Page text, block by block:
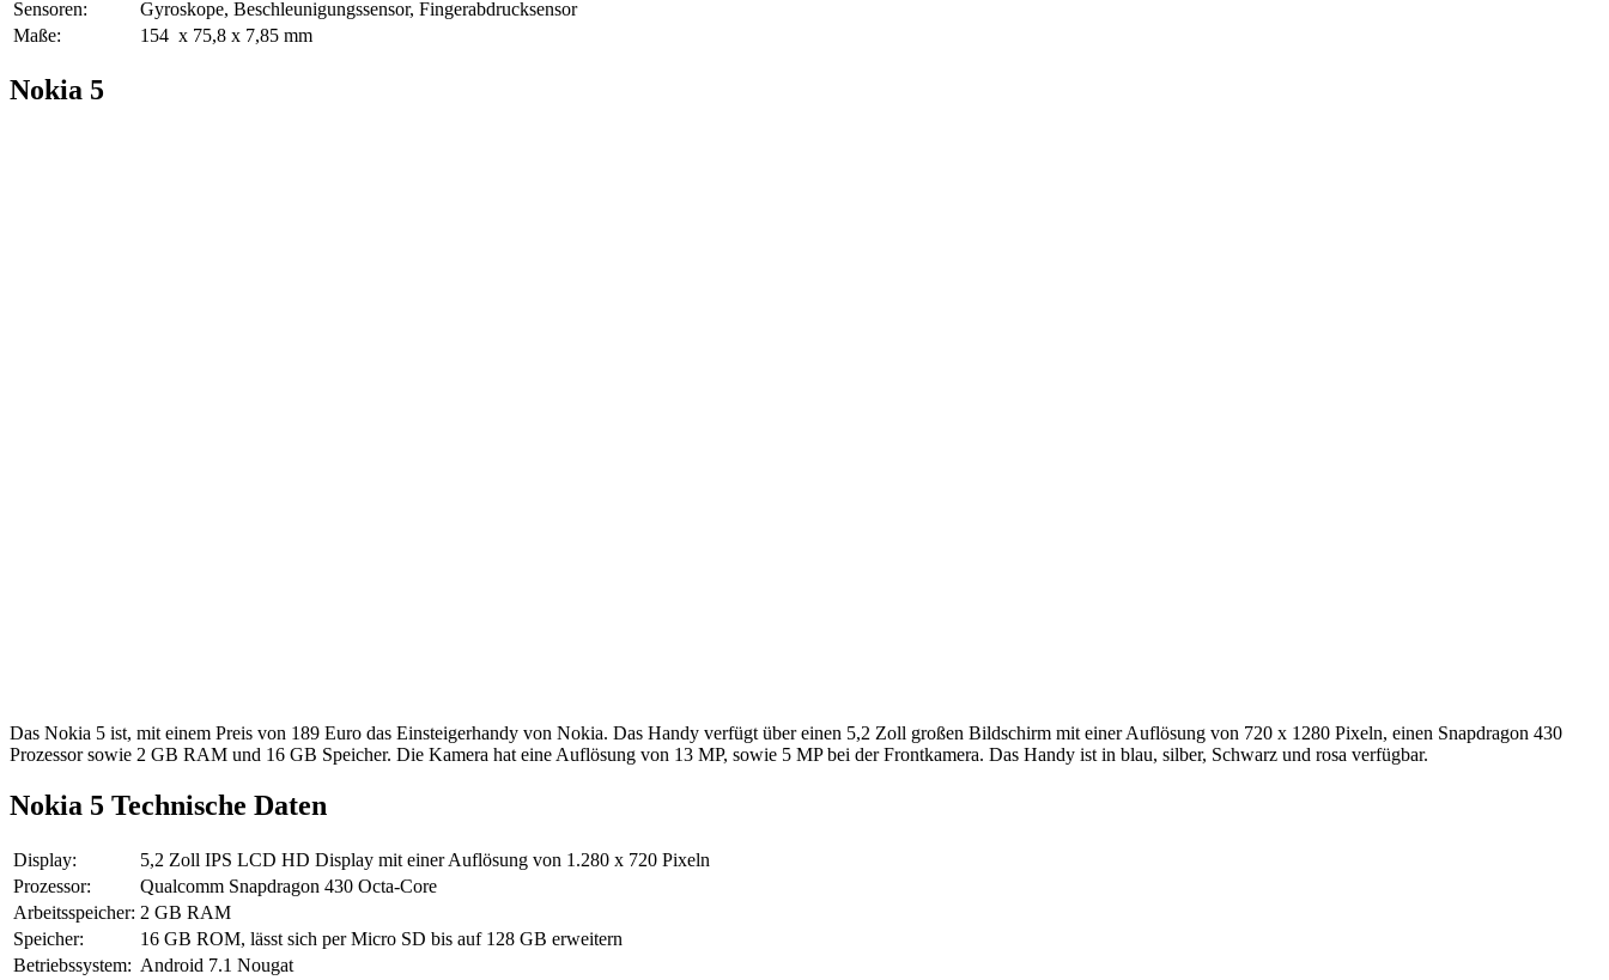
Sensoren:
Gyroskope, Beschleunigungssensor, Fingerabdrucksensor
Maße:
154 x 75,8 x 7,85 mm
Nokia 5
Das Nokia 5 ist, mit einem Preis von 189 Euro das Einsteigerhandy von Nokia. Das Handy verfügt über einen 5,2 Zoll großen Bildschirm mit einer Auflösung von 720 x 1280 Pixeln, einen Snapdragon 430
Prozessor sowie 2 GB RAM und 16 GB Speicher. Die Kamera hat eine Auflösung von 13 MP, sowie 5 MP bei der Frontkamera. Das Handy ist in blau, silber, Schwarz und rosa verfügbar.
Nokia 5 Technische Daten
Display:
5,2 Zoll IPS LCD HD Display mit einer Auflösung von 1.280 x 720 Pixeln
Prozessor:
Qualcomm Snapdragon 430 Octa-Core
Arbeitsspeicher: 2 GB RAM
Speicher:
16 GB ROM, lässt sich per Micro SD bis auf 128 GB erweitern
Betriebssystem: Android 7.1 Nougat